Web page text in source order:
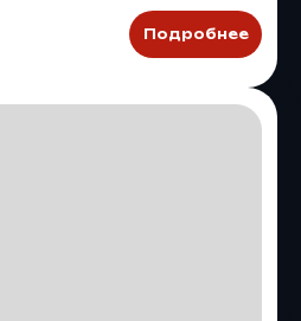
Подробнее